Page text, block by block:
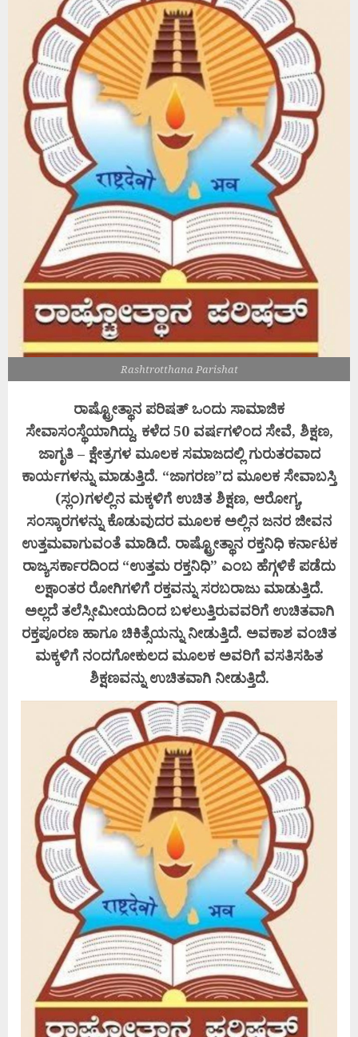
Rashtrotthana Parishat
ರಾಷ್ಟ್ರೋತ್ಥಾನ ಪರಿಷತ್ ಒಂದು ಸಾಮಾಜಿಕ
ಸೇವಾಸಂಸ್ಥೆಯಾಗಿದ್ದು, ಕಳೆದ 50 ವರ್ಷಗಳಿಂದ ಸೇವೆ, ಶಿಕ್ಷಣ,
ಜಾಗೃತಿ – ಕ್ಷೇತ್ರಗಳ ಮೂಲಕ ಸಮಾಜದಲ್ಲಿ ಗುರುತರವಾದ
ಕಾರ್ಯಗಳನ್ನು ಮಾಡುತ್ತಿದೆ. “ಜಾಗರಣ”ದ ಮೂಲಕ ಸೇವಾಬಸ್ತಿ
(ಸ್ಲಂ)ಗಳಲ್ಲಿನ ಮಕ್ಕಳಿಗೆ ಉಚಿತ ಶಿಕ್ಷಣ, ಆರೋಗ್ಯ,
ಸಂಸ್ಕಾರಗಳನ್ನು ಕೊಡುವುದರ ಮೂಲಕ ಅಲ್ಲಿನ ಜನರ ಜೀವನ
ಉತ್ತಮವಾಗುವಂತೆ ಮಾಡಿದೆ. ರಾಷ್ಟ್ರೋತ್ಥಾನ ರಕ್ತನಿಧಿ ಕರ್ನಾಟಕ
ರಾಜ್ಯಸರ್ಕಾರದಿಂದ “ಉತ್ತಮ ರಕ್ತನಿಧಿ” ಎಂಬ ಹೆಗ್ಗಳಿಕೆ ಪಡೆದು
ಲಕ್ಷಾಂತರ ರೋಗಿಗಳಿಗೆ ರಕ್ತವನ್ನು ಸರಬರಾಜು ಮಾಡುತ್ತಿದೆ.
ಅಲ್ಲದೆ ತಲೆಸ್ಸೀಮೀಯದಿಂದ ಬಳಲುತ್ತಿರುವವರಿಗೆ ಉಚಿತವಾಗಿ
ರಕ್ತಪೂರಣ ಹಾಗೂ ಚಿಕಿತ್ಸೆಯನ್ನು ನೀಡುತ್ತಿದೆ. ಅವಕಾಶ ವಂಚಿತ
ಮಕ್ಕಳಿಗೆ ನಂದಗೋಕುಲದ ಮೂಲಕ ಅವರಿಗೆ ವಸತಿಸಹಿತ
ಶಿಕ್ಷಣವನ್ನು ಉಚಿತವಾಗಿ ನೀಡುತ್ತಿದೆ.